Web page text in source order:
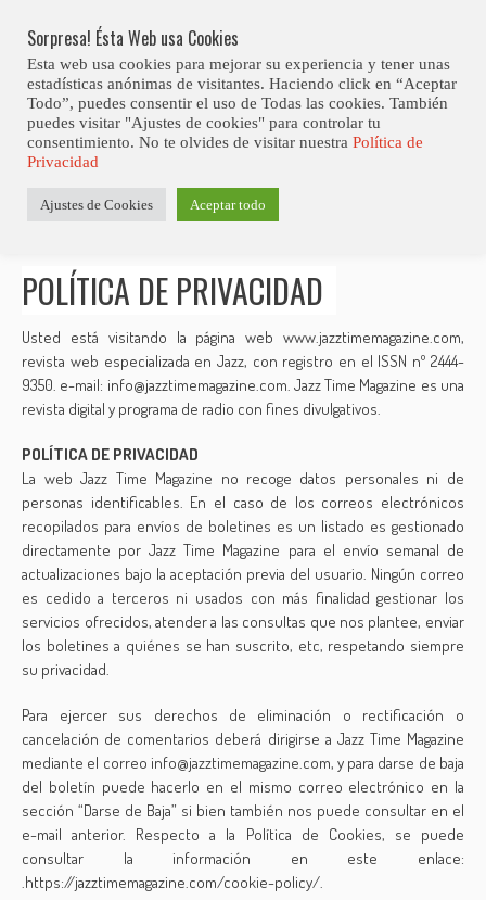
content
Club Contest.
Política de Privacidad
POLÍTICA DE PRIVACIDAD
Usted está visitando la página web www.jazztimemagazine.com,
revista web especializada en Jazz, con registro en el ISSN nº 2444-
9350. e-mail: info@jazztimemagazine.com. Jazz Time Magazine es una
revista digital y programa de radio con fines divulgativos.
POLÍTICA DE PRIVACIDAD
La web Jazz Time Magazine no recoge datos personales ni de
personas identificables. En el caso de los correos electrónicos
recopilados para envíos de boletines es un listado es gestionado
directamente por Jazz Time Magazine para el envío semanal de
actualizaciones bajo la aceptación previa del usuario. Ningún correo
es cedido a terceros ni usados con más finalidad gestionar los
servicios ofrecidos, atender a las consultas que nos plantee, enviar
los boletines a quiénes se han suscrito, etc, respetando siempre
su privacidad.
Para ejercer sus derechos de eliminación o rectificación o
cancelación de comentarios deberá dirigirse a Jazz Time Magazine
mediante el correo info@jazztimemagazine.com, y para darse de baja
del boletín puede hacerlo en el mismo correo electrónico en la
sección “Darse de Baja” si bien también nos puede consultar en el
e-mail anterior. Respecto a la Política de Cookies, se puede
consultar la información en este enlace:
.https://jazztimemagazine.com/cookie-policy/.
Sorpresa! Ésta Web usa Cookies
Esta web usa cookies para mejorar su experiencia y tener unas
estadísticas anónimas de visitantes. Haciendo click en “Aceptar
Todo”, puedes consentir el uso de Todas las cookies. También
puedes visitar "Ajustes de cookies" para controlar tu
consentimiento. No te olvides de visitar nuestra Política de
Privacidad
Ajustes de Cookies Aceptar todo